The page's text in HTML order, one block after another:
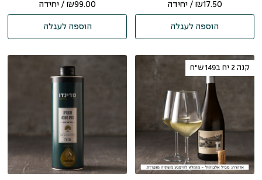
₪17.50 / יחידה
הוספה לעגלה
₪99.00 / יחידה
הוספה לעגלה
קנה 2 יח ב149 ש"ח